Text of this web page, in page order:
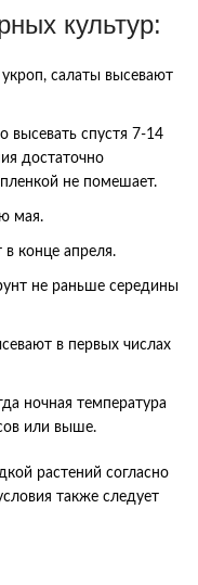
культур:
укроп, салаты высевают
высевать спустя 7-14
достаточно
пленкой не помешает.
мая.
в конце апреля.
не раньше середины
в первых числах
ночная температура
или выше.
растений согласно
также следует